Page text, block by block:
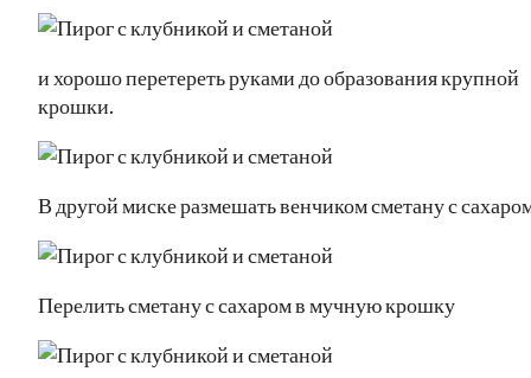
и хорошо перетереть руками до образования крупной
крошки.
В другой миске размешать венчиком сметану с
Перелить сметану с сахаром в мучную крошку